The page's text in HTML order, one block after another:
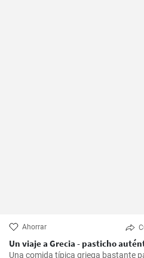
Ahorrar
Un viaje a Grecia - pasticho
Una comida típica griega bastante